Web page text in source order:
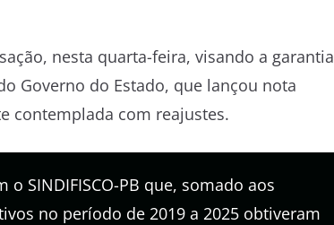
nesta quarta-feira, visando a garantia
Governo do Estado, que lançou nota
contemplada com reajustes.
SINDIFISCO-PB que, somado aos
no período de 2019 a 2025 obtiveram